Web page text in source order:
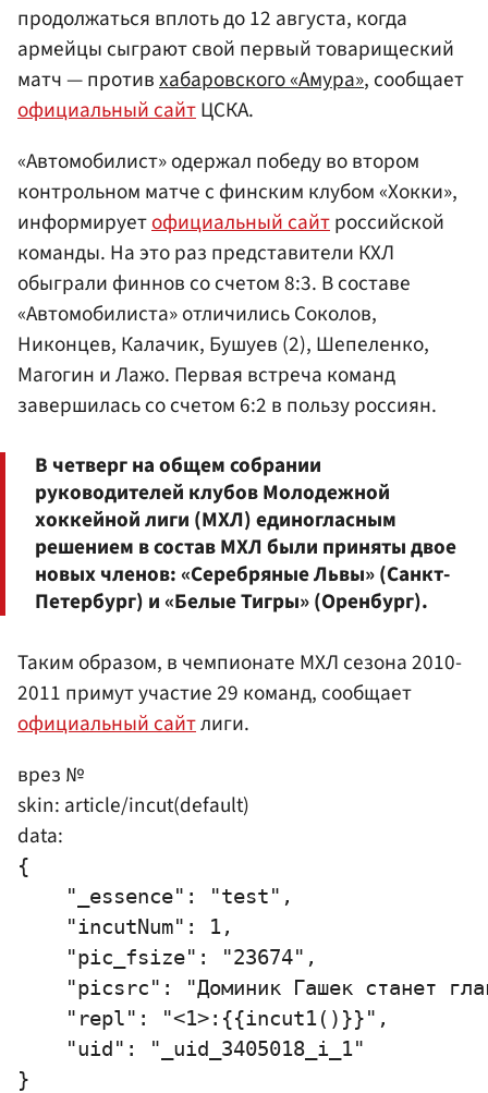
продолжаться вплоть до 12 августа, когда
армейцы сыграют свой первый товарищеский
матч — противхабаровского «Амура», сообщает
официальный сайтЦСКА.
«Автомобилист» одержал победу во втором
контрольном матче с финским клубом «Хокки»,
информируетофициальный сайтроссийской
команды. На это раз представители КХЛ
обыграли финнов со счетом 8:3. В составе
«Автомобилиста» отличились Соколов,
Никонцев, Калачик, Бушуев (2), Шепеленко,
Магогин и Лажо. Первая встреча команд
завершилась со счетом 6:2 в пользу россиян.
В четверг на общем собрании
руководителей клубов Молодежной
хоккейной лиги (МХЛ) единогласным
решением в состав МХЛ были приняты двое
новых членов: «Серебряные Львы» (Санкт-
Петербург) и «Белые Тигры» (Оренбург).
Таким образом, в чемпионате МХЛ сезона 2010-
2011 примут участие 29 команд, сообщает
официальный сайтлиги.
врез №
skin: article/incut(default)
data:
{
    "_essence": "test",
    "incutNum": 1,
    "pic_fsize": "23674",
"picsrc": "Доминик Гашек станет
    "repl": "<1>:{{incut1()}}",
    "uid": "_uid_3405018_i_1"